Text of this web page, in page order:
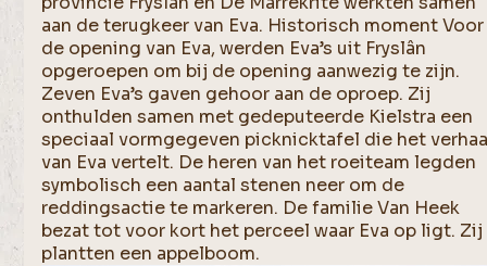
aan de terugkeer van Eva. Historisch moment Voor
de opening van Eva, werden Eva’s uit Fryslân
opgeroepen om bij de opening aanwezig te zijn.
Zeven Eva’s gaven gehoor aan de oproep. Zij
onthulden samen met gedeputeerde Kielstra een
speciaal vormgegeven picknicktafel die het
van Eva vertelt. De heren van het roeiteam legden
symbolisch een aantal stenen neer om de
reddingsactie te markeren. De familie Van Heek
bezat tot voor kort het perceel waar Eva op ligt. Zij
plantten een appelboom.